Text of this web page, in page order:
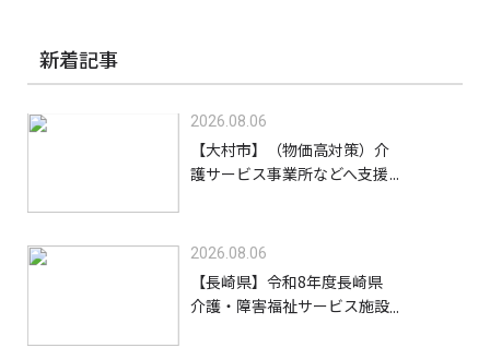
新着記事
2026.08.06
【大村市】（物価高対策）介
護サービス事業所などへ支援
2026.08.06
【長崎県】令和8年度長崎県
介護・障害福祉サービス施設